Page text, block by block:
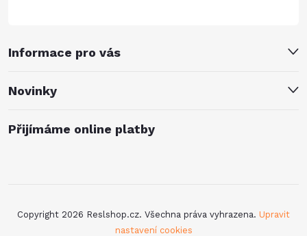
Informace pro vás
Novinky
Přijímáme online platby
Copyright 2026 Reslshop.cz. Všechna práva vyhrazena. Upravit
nastavení cookies